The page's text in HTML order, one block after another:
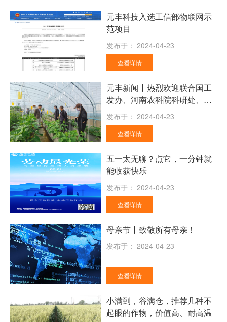
元丰科技入选工信部物联网示
范项目
发布于： 2024-04-23
查看详情
元丰新闻丨热烈欢迎联合国工
发办、河南农科院科研处、农
信所领导莅临元丰科技考察指
导工作
发布于： 2024-04-23
查看详情
五一太无聊？点它，一分钟就
能收获快乐
发布于： 2024-04-23
查看详情
母亲节丨致敬所有母亲！
发布于： 2024-04-23
查看详情
小满到，谷满仓，推荐几种不
起眼的作物，价值高、耐高温